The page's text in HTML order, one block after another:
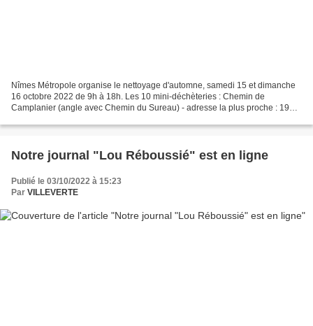
Nîmes Métropole organise le nettoyage d'automne, samedi 15 et dimanche
16 octobre 2022 de 9h à 18h. Les 10 mini-déchèteries : Chemin de
Camplanier (angle avec Chemin du Sureau) - adresse la plus proche : 196,
Notre journal "Lou Réboussié" est en ligne
Publié le 03/10/2022 à 15:23
Par VILLEVERTE